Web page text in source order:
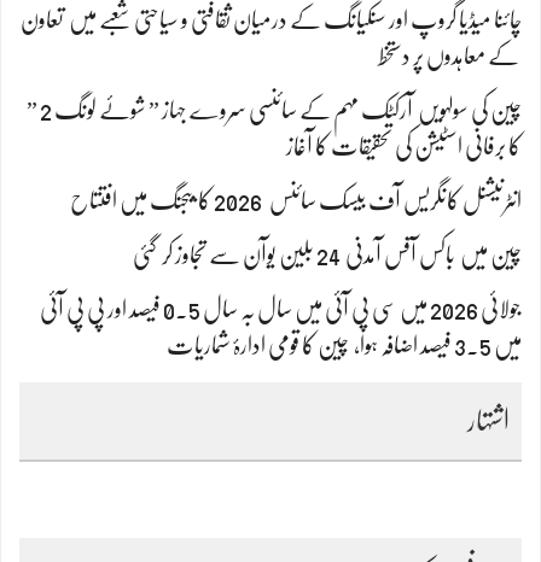
چائنا میڈیا گروپ اور سنکیانگ کے درمیان ثقافتی و سیاحتی شعبے میں تعاون
کے معاہدوں پر دستخط
چین کی سولہویں آرکٹک مہم کے سائنسی سروے جہاز ” شوئے لونگ 2 ”
کا برفانی اسٹیشن کی تحقیقات کا آغاز
انٹرنیشنل کانگریس آف بیسک سائنس 2026 کا بیجنگ میں افتتاح
چین میں باکس آفس آمدنی 24 بلین یوآن سے تجاوز کر گئی
جولائی 2026 میں سی پی آئی میں سال بہ سال 0.5 فیصد اور پی پی آئی
میں 3.5 فیصد اضافہ ہوا، چین کا قومی ادارۂ شماریات
اشتہار